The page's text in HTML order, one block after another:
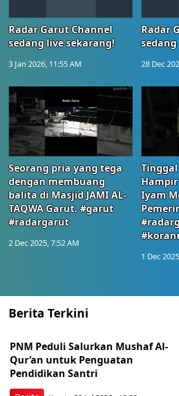
Radar Garut Channel
sedang live sekarang!
3 Jan 2026, 11:55 AM
Radar
28 Dec
Seorang pria yang tega
dengan membuang
balita di Masjid JAMI AL-
TAQWA Garut. #garut
#radargarut
2 Dec 2025, 7:52 AM
Iyam
1 Dec
Berita Terkini
PNM Peduli Salurkan Mushaf Al-
Qur’an untuk Penguatan
Pendidikan Santri